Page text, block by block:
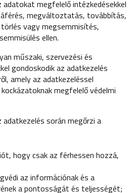
megfelelő intézkedésekkel
megváltoztatás, továbbítás,
vagy megsemmisítés,
ellen.
műszaki, szervezési és
gondoskodik az adatkezelés
amely az adatkezeléssel
megfelelő védelmi
során megőrzi a
hogy csak az férhessen hozzá,
az információnak és a
a pontosságát és teljességét;